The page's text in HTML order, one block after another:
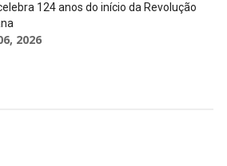
124 anos do início da Revolução
2026